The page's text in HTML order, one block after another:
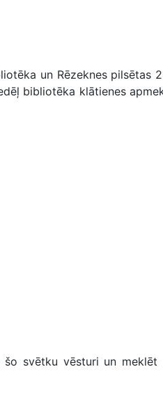
un Rēzeknes pilsētas
bibliotēka klātienes
svētku vēsturi un meklēt